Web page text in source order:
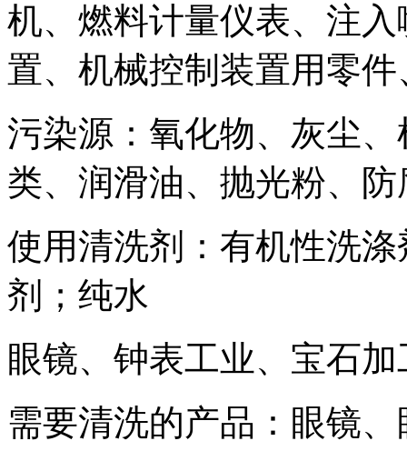
机、燃料计量仪表、注
置、机械控制装置用零
污染源：氧化物、灰尘
类、润滑油、抛光粉、
使用清洗剂：有机性洗
剂；纯水
眼镜、钟表工业、宝石
需要清洗的产品：眼镜